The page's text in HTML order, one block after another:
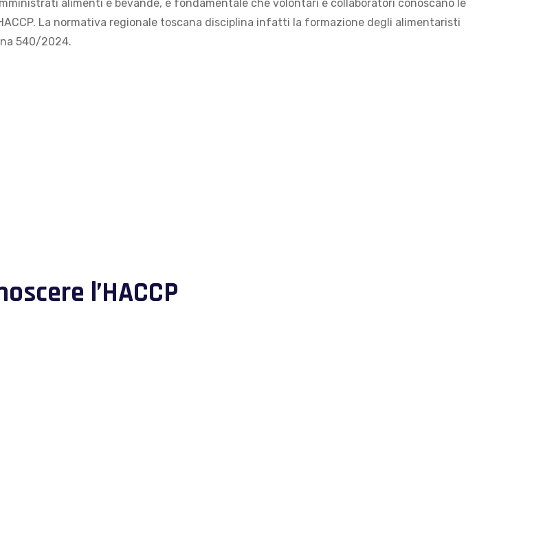
alimenti e bevande, è fondamentale che volontari e collaboratori conoscano le
La normativa regionale toscana disciplina infatti la formazione degli alimentaristi
540/2024.
l’HACCP